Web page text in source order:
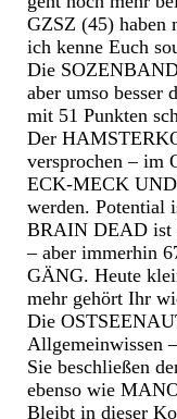
GZSZ (45) haben
ich kenne Euch
Die
aber umso
mit 51 Punkten
Der
versprochen – im
ECK-MECK
werden. Potential
BRAIN DEAD ist
– aber immerhin
GÄNG. Heute
mehr gehört Ihr
Die
Allgemeinwissen
Sie beschließen
ebenso wie
Bleibt in dieser